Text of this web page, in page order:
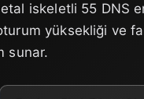
iskeletli 55 DNS
yüksekliği ve
sunar.